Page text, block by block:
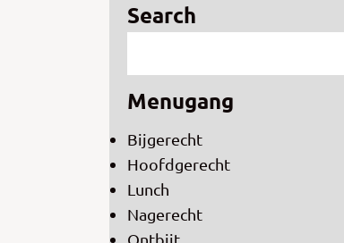
Search
Menugang
Bijgerecht
Hoofdgerecht
Lunch
Nagerecht
Ontbijt